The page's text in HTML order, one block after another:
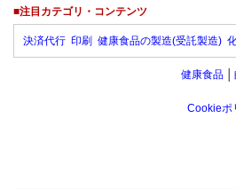
■注目カテゴリ・コンテンツ
決済代行 印刷 健康食品の製造(受託製造)
健康食品
Cookieポ